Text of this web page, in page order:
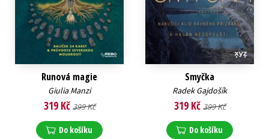
Runová magie
Giulia Manzi
319 Kč 399 Kč
Do košíku
Smyčka
Radek Gajdošík
319 Kč 399 Kč
Do košíku